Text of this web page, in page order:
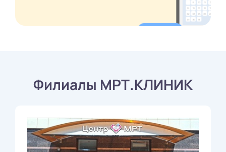
Филиалы МРТ.КЛИНИК